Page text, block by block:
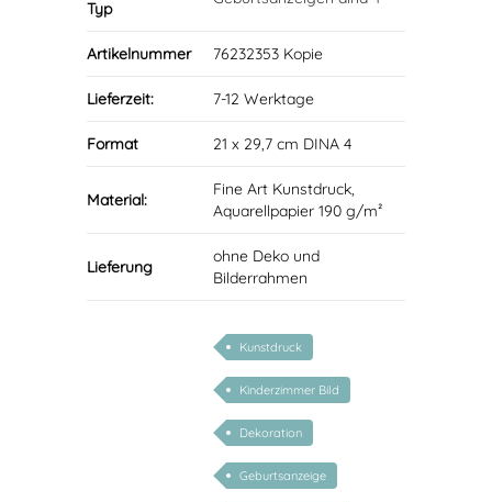
Typ
Artikelnummer 76232353 Kopie
Lieferzeit: 7-12 Werktage
Format 21 x 29,7 cm DINA 4
Material:
Fine Art Kunstdruck,
Aquarellpapier 190 g/m²
Lieferung
ohne Deko und
Bilderrahmen
Kunstdruck
Kinderzimmer Bild
Dekoration
Geburtsanzeige